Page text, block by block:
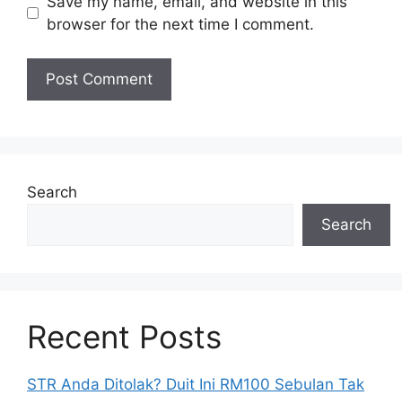
browser for the next time I comment.
Search
Search
Recent Posts
STR Anda Ditolak? Duit Ini RM100 Sebulan Tak